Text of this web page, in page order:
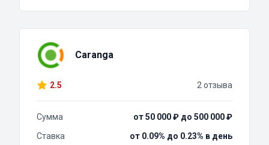
Caranga
2.5 2 отзыва
Сумма
от 50 000 ₽ до 500 000 ₽
Ставка
от 0.09% до 0.23% в день